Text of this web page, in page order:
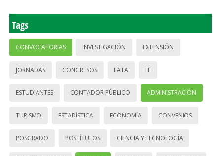
Tags
CONVOCATORIAS INVESTIGACIÓN EXTENSIÓN
JORNADAS CONGRESOS IIATA IIE
ESTUDIANTES CONTADOR PÚBLICO ADMINISTRACIÓN
TURISMO ESTADÍSTICA ECONOMÍA CONVENIOS
POSGRADO POSTÍTULOS CIENCIA Y TECNOLOGÍA